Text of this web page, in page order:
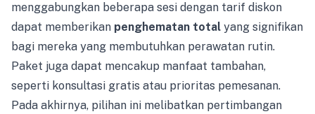
menggabungkan beberapa sesi dengan tarif diskon
dapat memberikan penghematan total yang signifikan
bagi mereka yang membutuhkan perawatan rutin.
Paket juga dapat mencakup manfaat tambahan,
seperti konsultasi gratis atau prioritas pemesanan.
Pada akhirnya, pilihan ini melibatkan pertimbangan